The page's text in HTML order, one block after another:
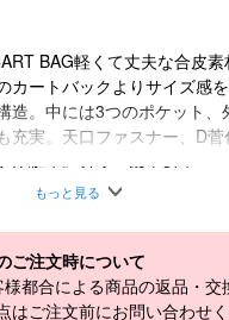
BAG軽くて丈夫な合皮
カートバックよりサイズ感
造。中には3つのポケット、
充実。天口ファスナー、D
が誕生。カラーは全5色
合成皮革（PU）
もっと見る
ご注文時について
都合による商品の返品・交
はご注文前にお問い合わせく